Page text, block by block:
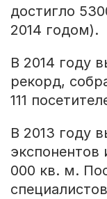
достигло
2014 годом).
В 2014 году
рекорд,
111
В 2013 году
экспонентов
000 кв. м.